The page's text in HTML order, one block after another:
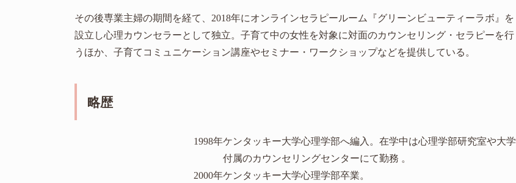
その後専業主婦の期間を経て、2018年にオンラインセラピールーム『グリーンビューティーラボ』を
設立し心理カウンセラーとして独立。子育て中の女性を対象に対面のカウンセリング・セラピーを行
うほか、子育てコミュニケーション講座やセミナー・ワークショップなどを提供している。
略歴
1998年
2000年
ケンタッキー大学心理学部へ編入。在学中は心理学部研究室や大学
付属のカウンセリングセンターにて勤務 。
ケンタッキー大学心理学部卒業。